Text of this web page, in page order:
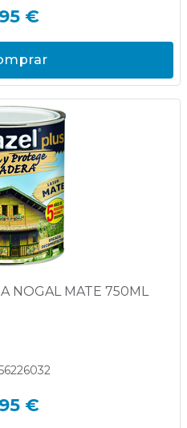
€
NOGAL MATE 750ML
€